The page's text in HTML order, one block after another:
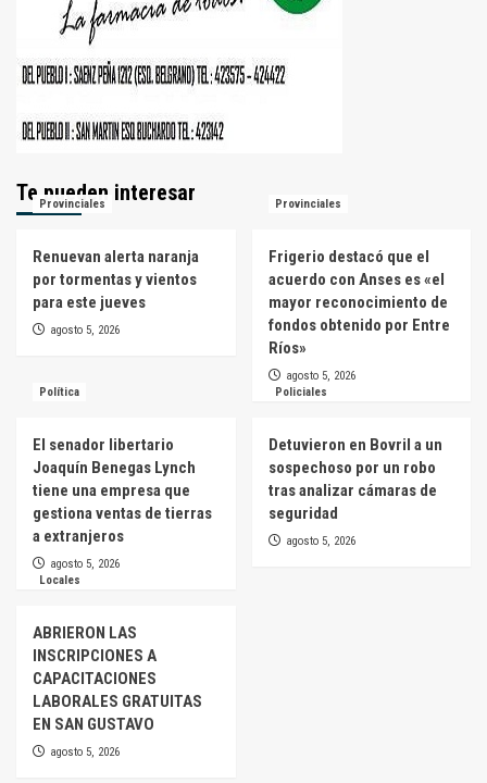
Te pueden interesar
Provinciales
Renuevan alerta naranja
por tormentas y vientos
para este jueves
agosto 5, 2026
Provinciales
Frigerio destacó que el
acuerdo con Anses es «el
mayor reconocimiento de
fondos obtenido por Entre
Ríos»
agosto 5, 2026
Política
El senador libertario
Joaquín Benegas Lynch
tiene una empresa que
gestiona ventas de tierras
a extranjeros
agosto 5, 2026
Policiales
Detuvieron en Bovril a un
sospechoso por un robo
tras analizar cámaras de
seguridad
agosto 5, 2026
Locales
ABRIERON LAS
INSCRIPCIONES A
CAPACITACIONES
LABORALES GRATUITAS
EN SAN GUSTAVO
agosto 5, 2026